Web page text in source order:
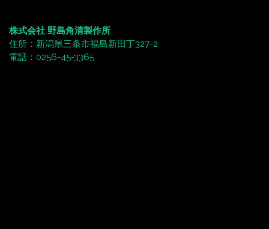
株式会社 野島角清製作所
住所：新潟県三条市福島新田丁327-2
電話：0256-45-3365